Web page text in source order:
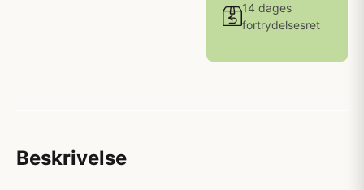
14 dages
fortrydelsesret
Beskrivelse